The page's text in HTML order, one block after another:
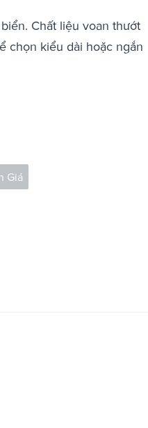
Chất liệu voan thướt
chọn kiểu dài hoặc ngắn
Giá